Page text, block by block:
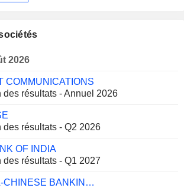
2026
COMMUNICATIONS
des résultats - Annuel 2026
des résultats - Q2 2026
OF INDIA
des résultats - Q1 2027
OVERSEA-CHINESE BANKING CORPORATION LIMITED